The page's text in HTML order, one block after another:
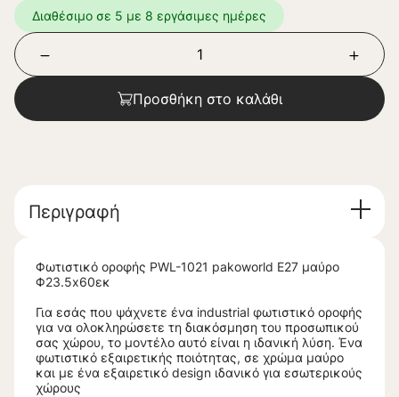
Διαθέσιμο σε 5 με 8 εργάσιμες ημέρες
Προσθήκη στο καλάθι
Περιγραφή
Φωτιστικό οροφής PWL-1021 pakoworld Ε27 μαύρο
Φ23.5x60εκ
Για εσάς που ψάχνετε ένα industrial φωτιστικό οροφής
για να ολοκληρώσετε τη διακόσμηση του προσωπικού
σας χώρου, το μοντέλο αυτό είναι η ιδανική λύση. Ένα
φωτιστικό εξαιρετικής ποιότητας, σε χρώμα μαύρο
και με ένα εξαιρετικό design ιδανικό για εσωτερικούς
χώρους